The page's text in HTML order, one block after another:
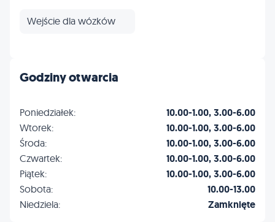
Wejście dla wózków
Godziny otwarcia
Poniedziałek: 10.00-1.00, 3.00-6.00
Wtorek: 10.00-1.00, 3.00-6.00
Środa: 10.00-1.00, 3.00-6.00
Czwartek: 10.00-1.00, 3.00-6.00
Piątek: 10.00-1.00, 3.00-6.00
Sobota: 10.00-13.00
Niedziela: Zamknięte